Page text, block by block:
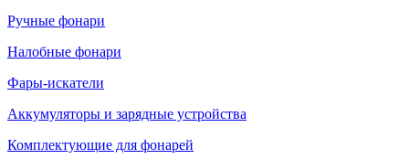
Ручные фонари
Налобные фонари
Фары-искатели
Аккумуляторы и зарядные устройства
Комплектующие для фонарей